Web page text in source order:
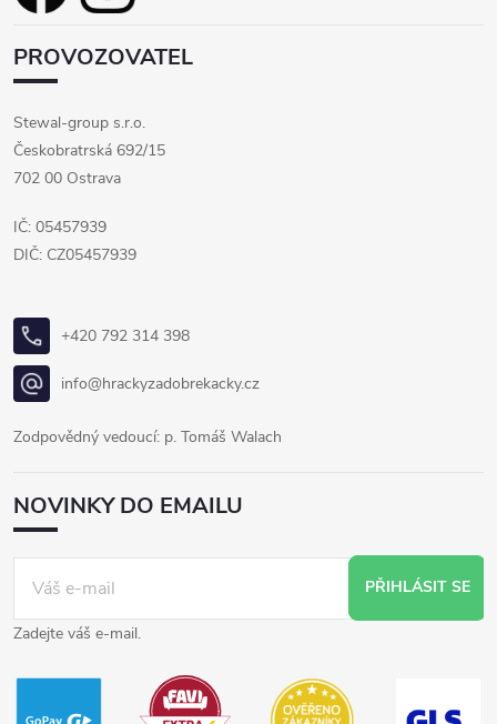
PROVOZOVATEL
Stewal-group s.r.o.
Českobratrská 692/15
702 00 Ostrava
IČ: 05457939
DIČ: CZ05457939
+420 792 314 398
info@hrackyzadobrekacky.cz
Zodpovědný vedoucí: p. Tomáš Walach
NOVINKY DO EMAILU
PŘIHLÁSIT SE
Zadejte váš e-mail.